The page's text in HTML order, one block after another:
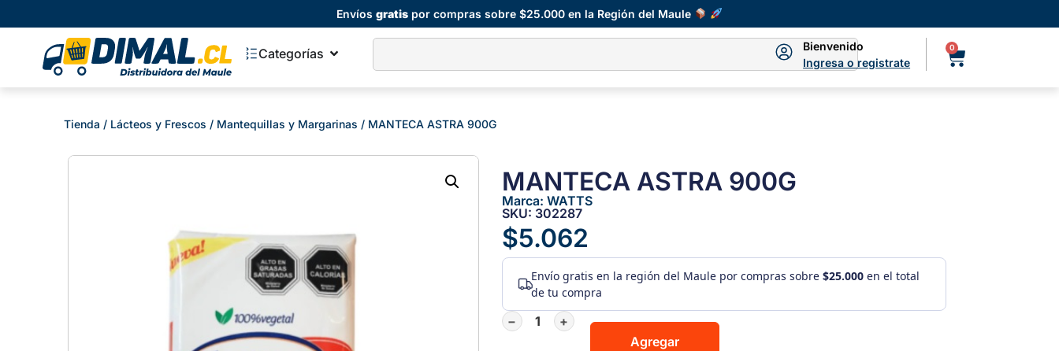
Envíosgratis por compras sobre $25.000 en la Región del Maule
Categorías
Bienvenido
Ingresa o registrate
0
Tienda / Lácteos y Frescos / Mantequillas y Margarinas / MANTECA ASTRA 900G
MANTECA ASTRA 900G
Marca: WATTS
SKU: 302287
$5.062
Envío gratis en la región del Maule por compras sobre $25.000en el total
de tu compra
−
+
Agregar